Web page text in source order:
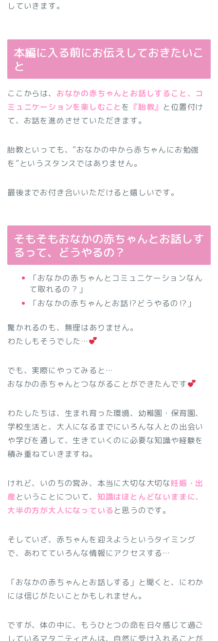
していきます。
本編に入る前にお伝えしておきたいこ
と
ここからは、 おなかの赤ちゃんとお話しすること、コ
ミュニケーションを楽しむこと を 『胎教』 と位置付け
て、お話を進めさせていただきます。
胎教といっても、”おなかの中から赤ちゃんにお勉強
を”というスタンスではありません。
最後までお付き合いいただけると嬉しいです。
そもそもおなかの赤ちゃんとお話しす
るって、どうやるの？
「おなかの赤ちゃんとコミュニケーションなん
て取れるの？」
「おなかの赤ちゃんとお話⁉どうやるの⁉」
驚かれるのも、無理はありません。
わたしもそうでした…
でも、実際にやってみると…
おなかの赤ちゃんとつながることができたんです
わたしたちは、生まれ育った環境、幼稚園・保育園、
学校生活と、大人になるまでにいろんな人との出会い
や学びを通して、生きていくのに必要な知識や経験を
積み重ねていきますね。
けれど、いのちの営み、本当に大切な大切な妊娠・出
産ということについて、 知識はほとんどないままに、
大半の方が大人になっていると思うのです。
そしていざ、赤ちゃんを迎えようというタイミング
で、あわてていろんな情報にアクセスする…
「おなかの赤ちゃんとお話しする」と聞くと、にわか
には信じがたいことかもしれません。
ですが、体の中に、もうひとつの命を日々感じて過ご
しているマタニティさんは、自然に受け入れることが